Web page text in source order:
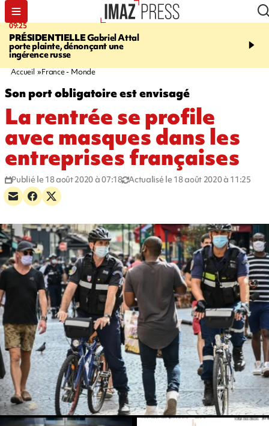
09:25
PRÉSIDENTIELLEGabriel Attal
porte plainte, dénonçant une
ingérence russe
11:43
accident après le virage
Accueil France - Monde
Son port obligatoire est envisagé
La rentrée se profile
avec masques dans les
entreprises françaises
Publié le 18 août 2020 à 07:18 Actualisé le 18 août 2020 à 11:25